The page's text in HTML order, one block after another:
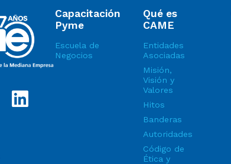
Capacitación
Pyme
Escuela de
Negocios
Qué es
CAME
Entidades
Asociadas
Misión,
Visión y
Valores
Hitos
Banderas
Autoridades
Código de
Ética y